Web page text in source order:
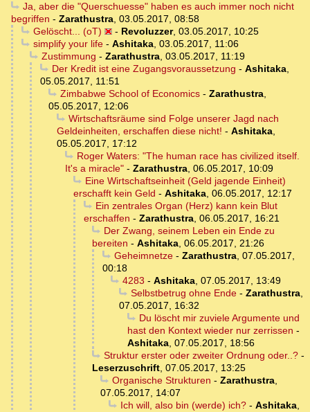
Ja, aber die "Querschuesse" haben es auch immer noch nicht
begriffen - Zarathustra, 03.05.2017, 08:58
Gelöscht... (oT)
- Revoluzzer, 03.05.2017, 10:25
simplify your life- Ashitaka, 03.05.2017, 11:06
Zustimmung - Zarathustra, 03.05.2017, 11:19
Der Kredit ist eine Zugangsvoraussetzung - Ashitaka,
05.05.2017, 11:51
Zimbabwe School of Economics- Zarathustra,
05.05.2017, 12:06
Wirtschaftsräume sind Folge unserer Jagd nach
Geldeinheiten, erschaffen diese nicht! - Ashitaka,
05.05.2017, 17:12
Roger Waters: "The human race has civilized itself.
It's a miracle" - Zarathustra, 06.05.2017, 10:09
Eine Wirtschaftseinheit (Geld jagende Einheit)
erschafft kein Geld - Ashitaka, 06.05.2017, 12:17
Ein zentrales Organ (Herz) kann kein Blut
erschaffen - Zarathustra, 06.05.2017, 16:21
Der Zwang, seinem Leben ein Ende zu
bereiten - Ashitaka, 06.05.2017, 21:26
Geheimnetze- Zarathustra, 07.05.2017,
00:18
4283 - Ashitaka, 07.05.2017, 13:49
Selbstbetrug ohne Ende- Zarathustra,
07.05.2017, 16:32
Du löscht mir zuviele Argumente und
hast den Kontext wieder nur zerrissen -
Ashitaka, 07.05.2017, 18:56
Struktur erster oder zweiter Ordnung oder..?-
Leserzuschrift, 07.05.2017, 13:25
Organische Strukturen - Zarathustra,
07.05.2017, 14:07
Ich will, also bin (werde) ich?- Ashitaka,